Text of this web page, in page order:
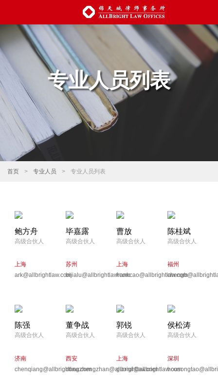
专业人员列表
首页 > 专业人员 > 专业人员列表
鲍方舟
高级合伙人
上海
ark@allbrightlaw.com
毕嘉露
高级合伙人
苏州
bijialu@allbrightlaw.com
曹放
高级合伙人
上海
frankcao@allbrightlaw.com
陈桂斌
高级合伙人
福州
陈强
高级合伙人
济南
chenqiang@allbrightlaw.com
董争战
高级合伙人
西安
dongzhengzhan@allbrightlaw.com
郭锐
高级合伙人
上海
guorui@allbrightlaw.com
侯松涛
高级合伙人
深圳